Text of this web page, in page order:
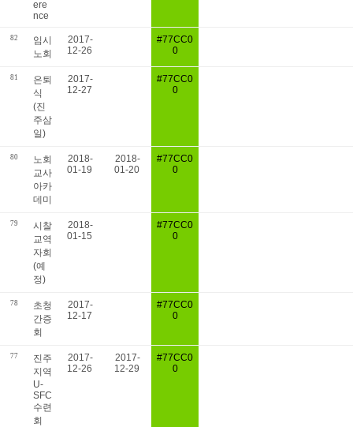
ere
nce
82
임시
노회
2017-
12-26
#77CC0
0
81
은퇴
식
(진
주삼
일)
2017-
12-27
#77CC0
0
80
노회
교사
아카
데미
2018-
01-19
2018-
01-20
#77CC0
0
79
시찰
교역
자회
(예
정)
2018-
01-15
#77CC0
0
78
초청
간증
회
2017-
12-17
#77CC0
0
77
진주
지역
U-
SFC
수련
회
2017-
12-26
2017-
12-29
#77CC0
0